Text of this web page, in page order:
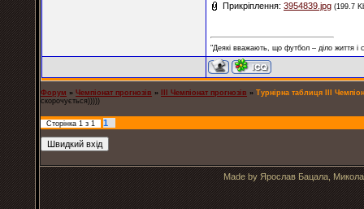
Прикріплення: 3954839.jpg (199.7
"Деякі вважають, що футбол – діло життя
Форум » Чемпіонат прогнозів » ІІІ Чемпіонат прогнозів » Турнірна таблиця III
скорочується)))))
Сторінка 1 з 1 1
Made by Ярослав Бацала,